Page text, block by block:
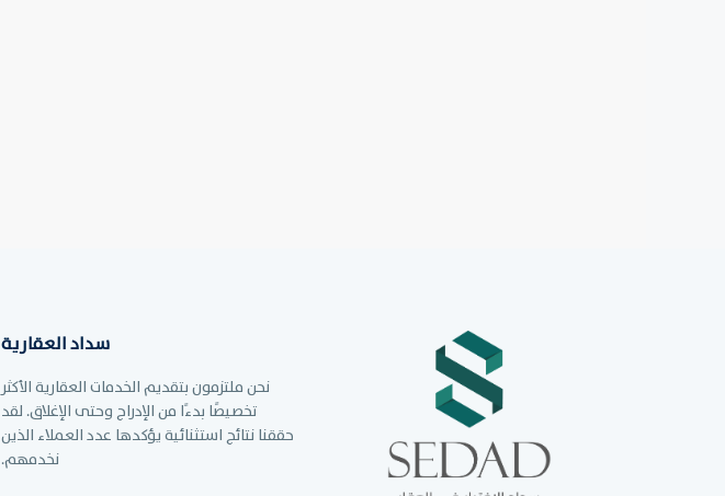
سداد العقارية
نحن ملتزمون بتقديم الخدمات العقارية الأكثر
تخصيصًا بدءًا من الإدراج وحتى الإغلاق. لقد
حققنا نتائج استثنائية يؤكدها عدد العملاء الذين
نخدمهم.